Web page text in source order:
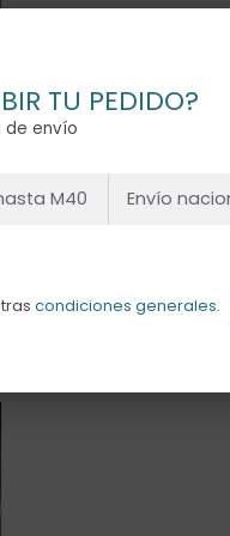
TU PEDIDO?
de envío
M40 Envío
condiciones generales.